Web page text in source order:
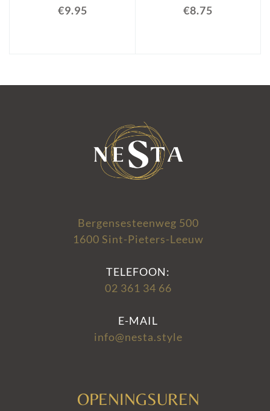
€9.95 €8.75
Bergensesteenweg 500
1600 Sint-Pieters-Leeuw
TELEFOON:
02 361 34 66
E-MAIL
info@nesta.style
OPENINGSUREN